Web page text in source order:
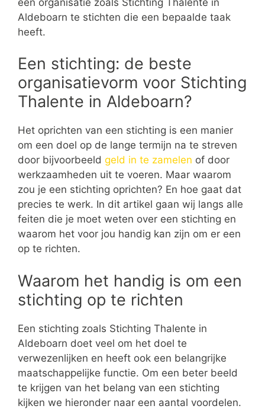
Aldeboarn te stichten die een bepaalde taak
heeft.
Een stichting: de beste
organisatievorm voor Stichting
Thalente in Aldeboarn?
Het oprichten van een stichting is een manier
om een doel op de lange termijn na te streven
door bijvoorbeeld geld in te zamelen of door
werkzaamheden uit te voeren. Maar waarom
zou je een stichting oprichten? En hoe gaat dat
precies te werk. In dit artikel gaan wij langs alle
feiten die je moet weten over een stichting en
waarom het voor jou handig kan zijn om er een
op te richten.
Waarom het handig is om een
stichting op te richten
Een stichting zoals Stichting Thalente in
Aldeboarn doet veel om het doel te
verwezenlijken en heeft ook een belangrijke
maatschappelijke functie. Om een beter beeld
te krijgen van het belang van een stichting
kijken we hieronder naar een aantal voordelen.